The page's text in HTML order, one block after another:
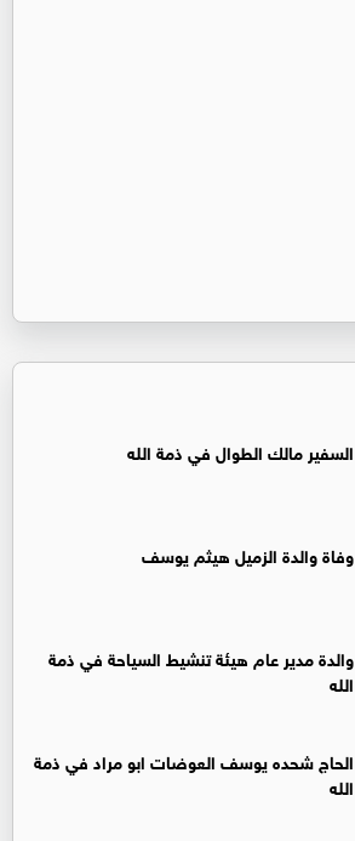
السفير مالك الطوال في ذمة الله
وفاة والدة الزميل هيثم يوسف
والدة مدير عام هيئة تنشيط السياحة في ذمة
الله
الحاج شحده يوسف العوضات ابو مراد في ذمة
الله